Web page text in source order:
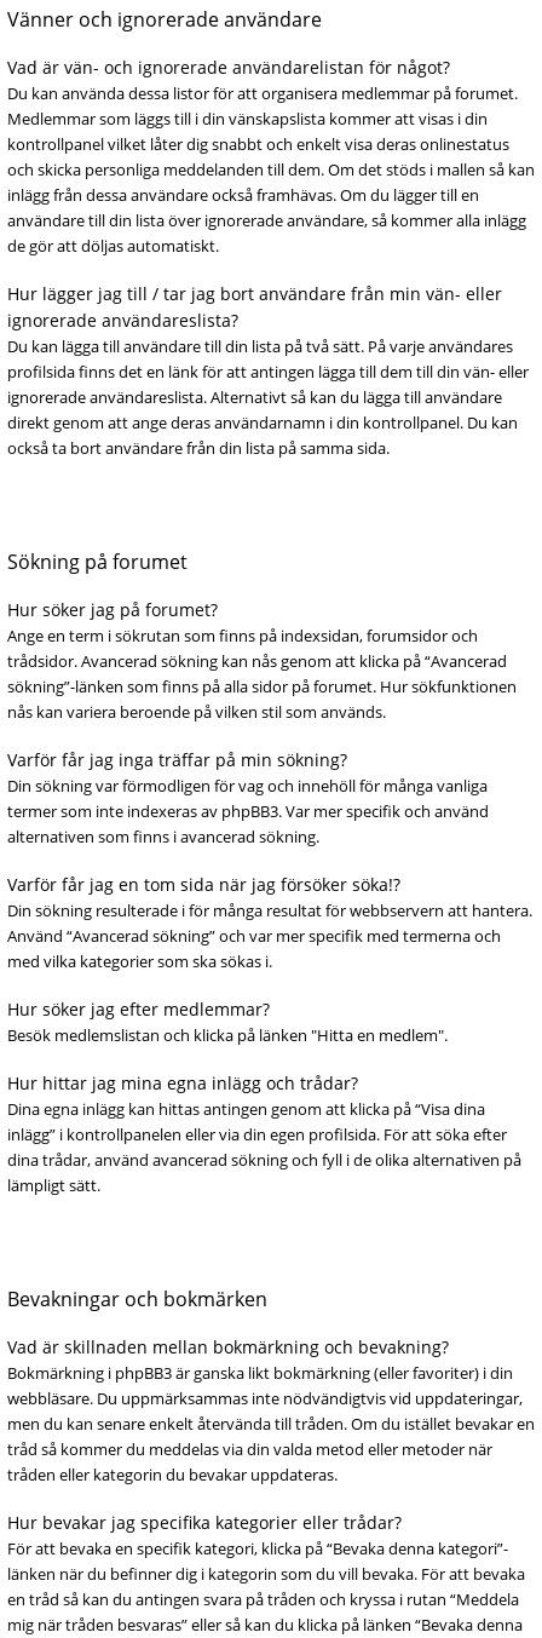
Vänner och ignorerade användare
Vad är vän- och ignorerade användarelistan för något?
Du kan använda dessa listor för att organisera medlemmar på forumet.
Medlemmar som läggs till i din vänskapslista kommer att visas i din
kontrollpanel vilket låter dig snabbt och enkelt visa deras onlinestatus
och skicka personliga meddelanden till dem. Om det stöds i mallen så kan
inlägg från dessa användare också framhävas. Om du lägger till en
användare till din lista över ignorerade användare, så kommer alla inlägg
de gör att döljas automatiskt.
Hur lägger jag till / tar jag bort användare från min vän- eller
ignorerade användareslista?
Du kan lägga till användare till din lista på två sätt. På varje användares
profilsida finns det en länk för att antingen lägga till dem till din vän- eller
ignorerade användareslista. Alternativt så kan du lägga till användare
direkt genom att ange deras användarnamn i din kontrollpanel. Du kan
också ta bort användare från din lista på samma sida.
Sökning på forumet
Hur söker jag på forumet?
Ange en term i sökrutan som finns på indexsidan, forumsidor och
trådsidor. Avancerad sökning kan nås genom att klicka på “Avancerad
sökning”-länken som finns på alla sidor på forumet. Hur sökfunktionen
nås kan variera beroende på vilken stil som används.
Varför får jag inga träffar på min sökning?
Din sökning var förmodligen för vag och innehöll för många vanliga
termer som inte indexeras av phpBB3. Var mer specifik och använd
alternativen som finns i avancerad sökning.
Varför får jag en tom sida när jag försöker söka!?
Din sökning resulterade i för många resultat för webbservern att hantera.
Använd “Avancerad sökning” och var mer specifik med termerna och
med vilka kategorier som ska sökas i.
Hur söker jag efter medlemmar?
Besök medlemslistan och klicka på länken "Hitta en medlem".
Hur hittar jag mina egna inlägg och trådar?
Dina egna inlägg kan hittas antingen genom att klicka på “Visa dina
inlägg” i kontrollpanelen eller via din egen profilsida. För att söka efter
dina trådar, använd avancerad sökning och fyll i de olika alternativen på
lämpligt sätt.
Bevakningar och bokmärken
Vad är skillnaden mellan bokmärkning och bevakning?
Bokmärkning i phpBB3 är ganska likt bokmärkning (eller favoriter) i din
webbläsare. Du uppmärksammas inte nödvändigtvis vid uppdateringar,
men du kan senare enkelt återvända till tråden. Om du istället bevakar en
tråd så kommer du meddelas via din valda metod eller metoder när
tråden eller kategorin du bevakar uppdateras.
Hur bevakar jag specifika kategorier eller trådar?
För att bevaka en specifik kategori, klicka på “Bevaka denna kategori”-
länken när du befinner dig i kategorin som du vill bevaka. För att bevaka
en tråd så kan du antingen svara på tråden och kryssa i rutan “Meddela
mig när tråden besvaras” eller så kan du klicka på länken “Bevaka denna